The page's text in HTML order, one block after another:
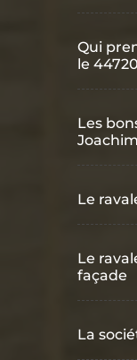
Qui
le
Les
Joachim
Le
Le
façade
La